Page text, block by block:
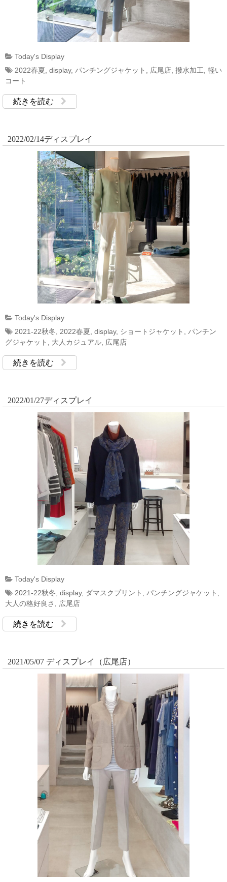
Today's Display
2022春夏 display, パンチングジャケット 広尾店 撥水加工 軽い
コート
続きを読む
2022/02/14ディスプレイ
Today's Display
2021-22秋冬
2022春夏 display, ショートジャケット
パンチン
グジャケット
大人カジュアル 広尾店
続きを読む
2022/01/27ディスプレイ
Today's Display
2021-22秋冬 display, ダマスクプリント パンチングジャケット
大人の格好良さ
広尾店
続きを読む
2021/05/07 ディスプレイ（広尾店）